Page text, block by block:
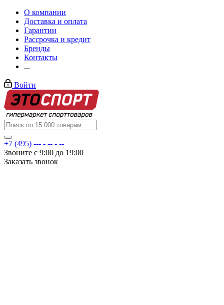
О компании
Доставка и оплата
Гарантии
Рассрочка и кредит
Бренды
Контакты
...
Войти
+7 (495) --- - -- - --
Звоните с 9:00 до 19:00
Заказать звонок